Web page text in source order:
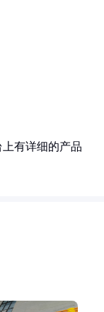
有详细的产品